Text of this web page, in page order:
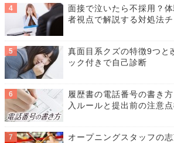
面接で泣いたら不採用？
者視点で解説する対処法
真面目系クズの特徴9つと
ック付きで自己診断
履歴書の電話番号の書き
入ルールと提出前の注意
オープニングスタッフの